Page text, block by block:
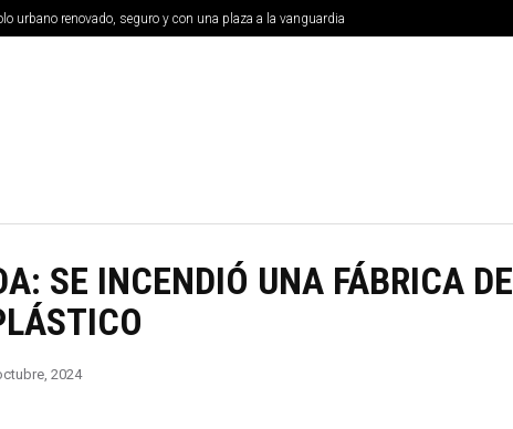
urbano renovado, seguro y con una plaza a la vanguardia
SE INCENDIÓ UNA FÁBRICA DE
2024